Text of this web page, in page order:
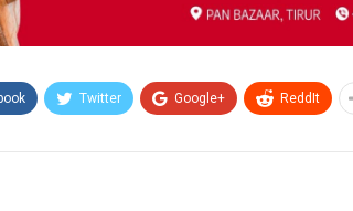
Twitter Google+ ReddIt